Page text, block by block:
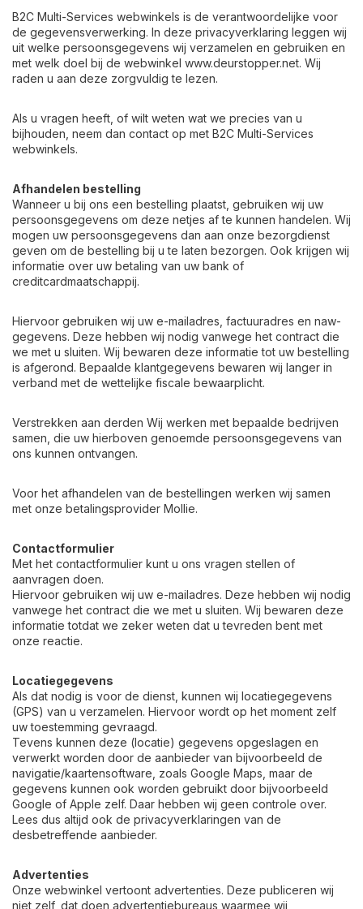
B2C Multi-Services webwinkels is de verantwoordelijke voor
de gegevensverwerking. In deze privacyverklaring leggen wij
uit welke persoonsgegevens wij verzamelen en gebruiken en
met welk doel bij de webwinkel www.deurstopper.net. Wij
raden u aan deze zorgvuldig te lezen.
Als u vragen heeft, of wilt weten wat we precies van u
bijhouden, neem dan contact op met B2C Multi-Services
webwinkels.
Afhandelen bestelling
Wanneer u bij ons een bestelling plaatst, gebruiken wij uw
persoonsgegevens om deze netjes af te kunnen handelen. Wij
mogen uw persoonsgegevens dan aan onze bezorgdienst
geven om de bestelling bij u te laten bezorgen. Ook krijgen wij
informatie over uw betaling van uw bank of
creditcardmaatschappij.
Hiervoor gebruiken wij uw e-mailadres, factuuradres en naw-
gegevens. Deze hebben wij nodig vanwege het contract die
we met u sluiten. Wij bewaren deze informatie tot uw bestelling
is afgerond. Bepaalde klantgegevens bewaren wij langer in
verband met de wettelijke fiscale bewaarplicht.
Verstrekken aan derden Wij werken met bepaalde bedrijven
samen, die uw hierboven genoemde persoonsgegevens van
ons kunnen ontvangen.
Voor het afhandelen van de bestellingen werken wij samen
met onze betalingsprovider Mollie.
Contactformulier
Met het contactformulier kunt u ons vragen stellen of
aanvragen doen.
Hiervoor gebruiken wij uw e-mailadres. Deze hebben wij nodig
vanwege het contract die we met u sluiten. Wij bewaren deze
informatie totdat we zeker weten dat u tevreden bent met
onze reactie.
Locatiegegevens
Als dat nodig is voor de dienst, kunnen wij locatiegegevens
(GPS) van u verzamelen. Hiervoor wordt op het moment zelf
uw toestemming gevraagd.
Tevens kunnen deze (locatie) gegevens opgeslagen en
verwerkt worden door de aanbieder van bijvoorbeeld de
navigatie/kaartensoftware, zoals Google Maps, maar de
gegevens kunnen ook worden gebruikt door bijvoorbeeld
Google of Apple zelf. Daar hebben wij geen controle over.
Lees dus altijd ook de privacyverklaringen van de
desbetreffende aanbieder.
Advertenties
Onze webwinkel vertoont advertenties. Deze publiceren wij
niet zelf, dat doen advertentiebureaus waarmee wij